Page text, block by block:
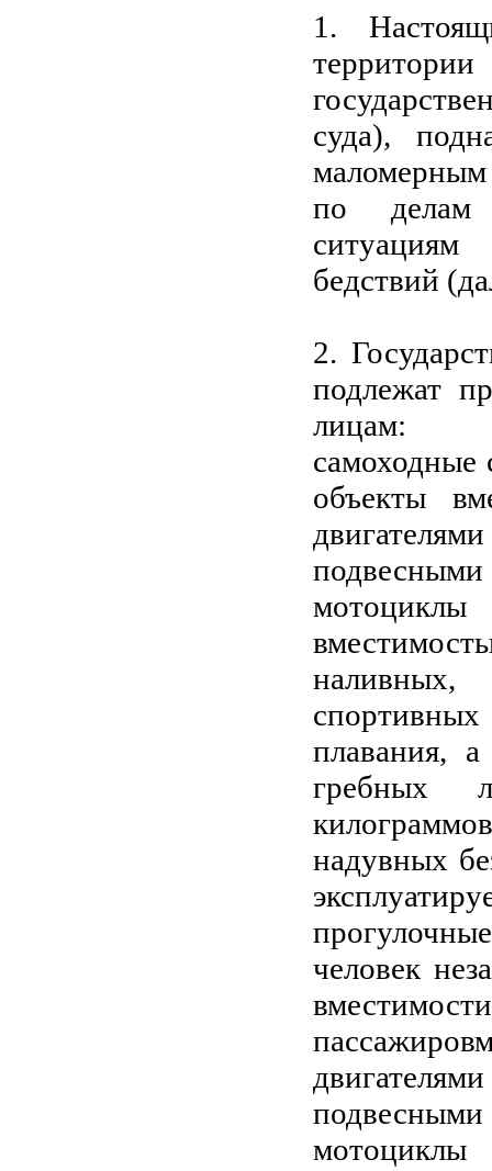
1.
суда),
маломерным
по делам
бедствий
2.
подлежат
лицам:
самоходные
объекты
плавания,
гребных
надувных
человек